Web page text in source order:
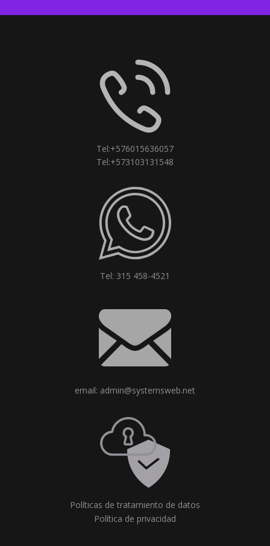
Tel:+576015636057
Tel:+573103131548
Tel: 315 458-4521
email: admin@systemsweb.net
Políticas de tratamiento de datos
Política de privacidad